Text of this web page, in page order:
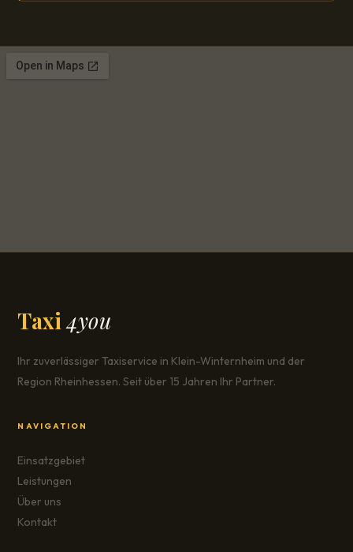
Taxi4you
Ihr zuverlässiger Taxiservice in Klein-Winternheim und der
Region Rheinhessen. Seit über 15 Jahren Ihr Partner.
NAVIGATION
Einsatzgebiet
Leistungen
Über uns
Kontakt